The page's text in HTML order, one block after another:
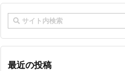
最近の投稿